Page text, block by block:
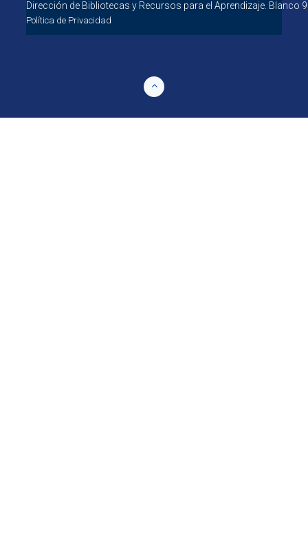
Dirección de Bibliotecas y Recursos para el
Política de Privacidad